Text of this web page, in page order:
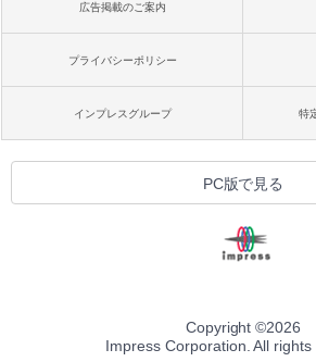
広告掲載のご案内
プライバシーポリシー
インプレスグループ 特
PC版で見る
Copyright ©2026
Impress Corporation. All